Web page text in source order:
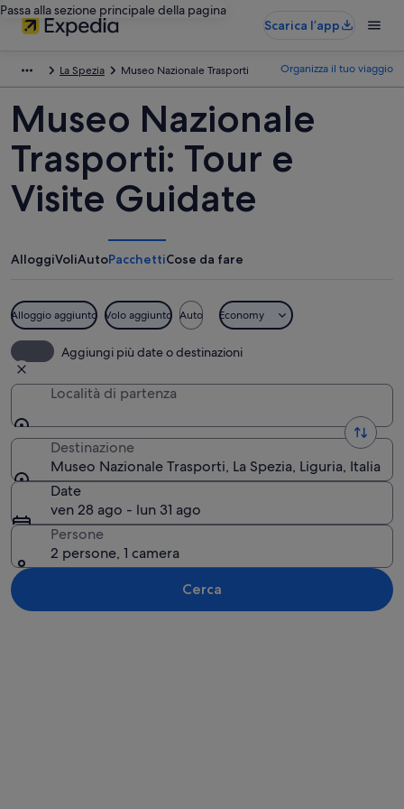
Passa alla sezione principale della pagina
Scarica l’app
La Spezia Museo Nazionale Trasporti Organizza il tuo viaggio
Museo Nazionale
Trasporti: Tour e
Visite Guidate
AlloggiVoliAutoPacchettiCose da fare
Alloggio aggiunto Volo aggiunto Auto Economy
Aggiungi più date o destinazioni
Località di partenza
Destinazione
Museo Nazionale Trasporti, La Spezia, Liguria, Italia
Date
ven 28 ago - lun 31 ago
Persone
2 persone, 1 camera
Cerca